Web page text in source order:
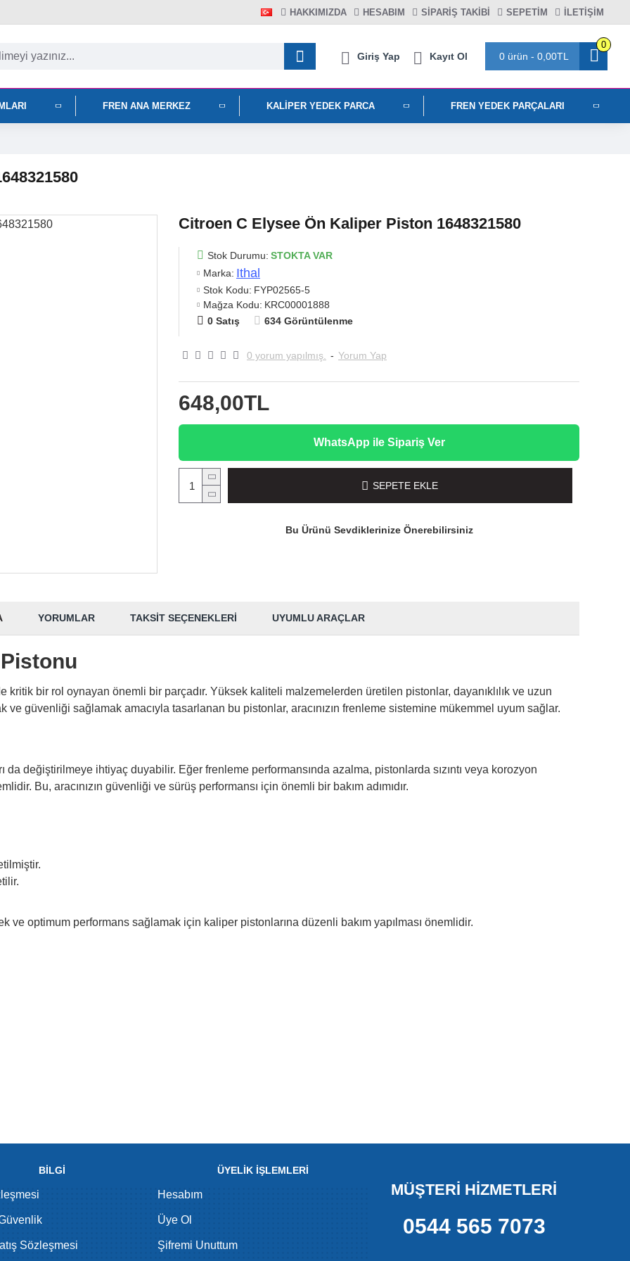
HAKKIMIZDA HESABIM SIPARIŞ TAKIBI SEPETIM İLETİŞİM
Giriş Yap Kayıt Ol 0 ürün - 0,00TL
0
FREN ANA MERKEZ KALIPER YEDEK PARCA FREN YEDEK PARÇALARI
Citroen C Elysee Ön Kaliper Piston 1648321580
Stok Durumu: STOKTA VAR
Marka: Ithal
Stok Kodu: FYP02565-5
Mağza Kodu: KRC00001888
0 Satış
634 Görüntülenme
0 yorum yapılmış. - Yorum Yap
648,00TL
WhatsApp ile Sipariş Ver
SEPETE EKLE
Bu Ürünü Sevdiklerinize Önerebilirsiniz
YORUMLAR TAKSIT SEÇENEKLERI UYUMLU ARAÇLAR
bir rol oynayan önemli bir parçadır. Yüksek kaliteli malzemelerden üretilen pistonlar, dayanıklılık ve uzun
ve güvenliği sağlamak amacıyla tasarlanan bu pistonlar, aracınızın frenleme sistemine mükemmel uyum sağlar.
değiştirilmeye ihtiyaç duyabilir. Eğer frenleme performansında azalma, pistonlarda sızıntı veya korozyon
Bu, aracınızın güvenliği ve sürüş performansı için önemli bir bakım adımıdır.
optimum performans sağlamak için kaliper pistonlarına düzenli bakım yapılması önemlidir.
BİLGİ
Sözleşmesi
ÜYELİK İŞLEMLERİ
Hesabım
Üye Ol
Şifremi Unuttum
MÜŞTERİ HİZMETLERİ
0544 565 7073